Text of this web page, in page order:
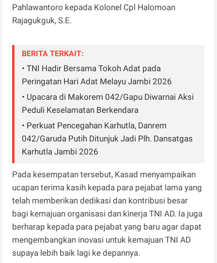
Pahlawantoro kepada Kolonel Cpl Halomoan
Rajagukguk, S.E.
BERITA TERKAIT:
• TNI Hadir Bersama Tokoh Adat pada
Peringatan Hari Adat Melayu Jambi 2026
• Upacara di Makorem 042/Gapu Diwarnai Aksi
Peduli Keselamatan Berkendara
• Perkuat Pencegahan Karhutla, Danrem
042/Garuda Putih Ditunjuk Jadi Plh. Dansatgas
Karhutla Jambi 2026
Pada kesempatan tersebut, Kasad menyampaikan
ucapan terima kasih kepada para pejabat lama yang
telah memberikan dedikasi dan kontribusi besar
bagi kemajuan organisasi dan kinerja TNI AD. Ia juga
berharap kepada para pejabat yang baru agar dapat
mengembangkan inovasi untuk kemajuan TNI AD
supaya lebih baik lagi ke depannya.